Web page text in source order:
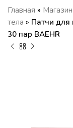
Главная » Магазин
тела » Патчи для
30 пар BAEHR